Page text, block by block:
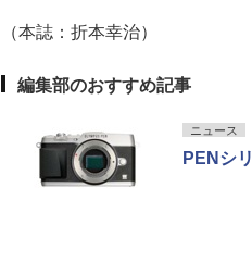
（本誌：折本幸治）
編集部のおすすめ記事
ニュース
PENシ